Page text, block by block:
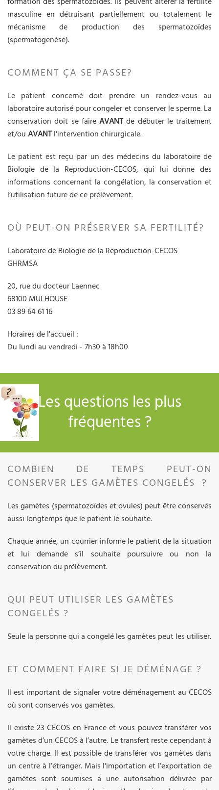
masculine en détruisant partiellement ou totalement le
mécanisme de production des spermatozoïdes
(spermatogenèse).
COMMENT ÇA SE PASSE?
Le patient concerné doit prendre un rendez-vous au
laboratoire autorisé pour congeler et conserver le sperme. La
conservation doit se faire AVANT de débuter le traitement
et/ou AVANT l'intervention chirurgicale.
Le patient est reçu par un des médecins du laboratoire de
Biologie de la Reproduction-CECOS, qui lui donne des
informations concernant la congélation, la conservation et
l’utilisation future de ce prélèvement.
OÙ PEUT-ON PRÉSERVER SA FERTILITÉ?
Laboratoire de Biologie de la Reproduction-CECOS
GHRMSA
20, rue du docteur Laennec
68100 MULHOUSE
03 89 64 61 16
Horaires de l'accueil :
Du lundi au vendredi - 7h30 à 18h00
Les questions les plus
fréquentes ?
COMBIEN DE TEMPS PEUT-ON
CONSERVER LES GAMÈTES CONGELÉS ?
Les gamètes (spermatozoïdes et ovules) peut être conservés
aussi longtemps que le patient le souhaite.
Chaque année, un courrier informe le patient de la situation
et lui demande s’il souhaite poursuivre ou non la
conservation du prélèvement.
QUI PEUT UTILISER LES GAMÈTES
CONGELÉS ?
Seule la personne qui a congelé les gamètes peut les utiliser.
ET COMMENT FAIRE SI JE DÉMÉNAGE ?
Il est important de signaler votre déménagement au CECOS
où sont conservés vos gamètes.
Il existe 23 CECOS en France et vous pouvez transférer vos
gamètes d’un CECOS à l’autre. Le transfert reste cependant à
votre charge. Il est possible de transférer vos gamètes dans
un centre à l’étranger. Mais l'importation et l’exportation de
gamètes sont soumises à une autorisation délivrée par